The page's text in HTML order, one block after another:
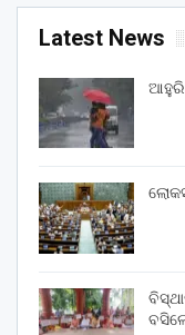
Latest News
ଆହୁରି